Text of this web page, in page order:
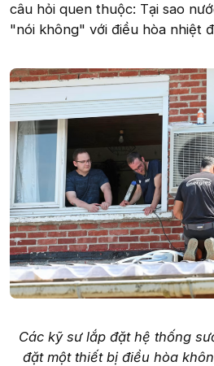
câu hỏi quen thuộc: Tại sao
"nói không" với điều hòa nhiệt
Các kỹ sư lắp đặt hệ thống
đặt một thiết bị điều hòa